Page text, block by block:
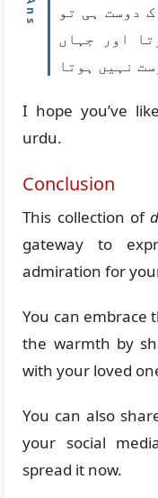
دوست ہی تو
اور جہاں
نہیں ہوتا
I hope you’ve
urdu.
Conclusion
This collection of
gateway to
admiration for
You can embrace
the warmth by
with your loved
You can also
your social
spread it now.